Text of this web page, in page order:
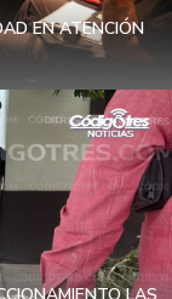
EN ATENCIÓN